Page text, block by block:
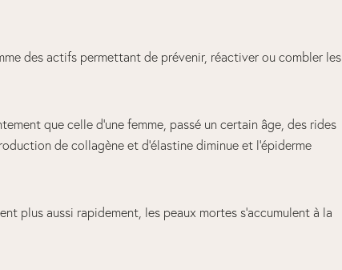
des actifs permettant de prévenir, réactiver ou combler les
que celle d’une femme, passé un certain âge, des rides
de collagène et d’élastine diminue et l’épiderme
plus aussi rapidement, les peaux mortes s’accumulent à la